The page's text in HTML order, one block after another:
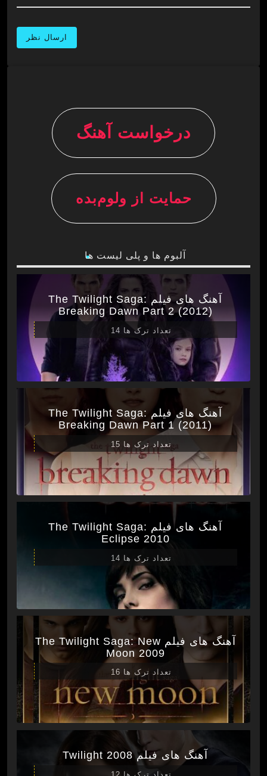
درخواست آهنگ
حمایت از ولوم‌بده
آلبوم ها و پلی لیست ها
آهنگ های فیلم The Twilight Saga:
Breaking Dawn Part 2 (2012)
تعداد ترک ها 14
آهنگ های فیلم The Twilight Saga:
Breaking Dawn Part 1 (2011)
تعداد ترک ها 15
آهنگ های فیلم The Twilight Saga:
Eclipse 2010
تعداد ترک ها 14
آهنگ های فیلم The Twilight Saga: New
Moon 2009
تعداد ترک ها 16
آهنگ های فیلم Twilight 2008